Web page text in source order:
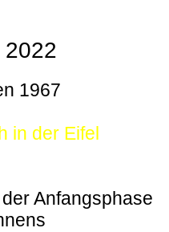
2022
1967
in der Eifel
Anfangsphase